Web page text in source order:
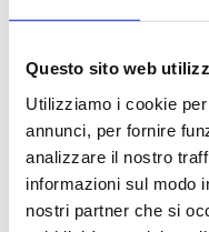
Questo sito web
Utilizziamo i cookie
annunci, per fornire
analizzare il nostro
informazioni sul modo
nostri partner che si
B3RE15NZP
B3RE15WBP
B3RE15BMP